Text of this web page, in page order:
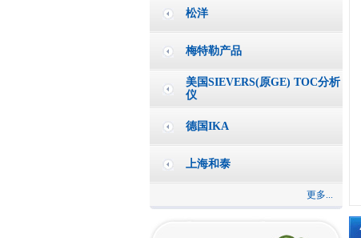
松洋
梅特勒产品
美国SIEVERS(原GE) TOC分析
仪
德国IKA
上海和泰
更多...